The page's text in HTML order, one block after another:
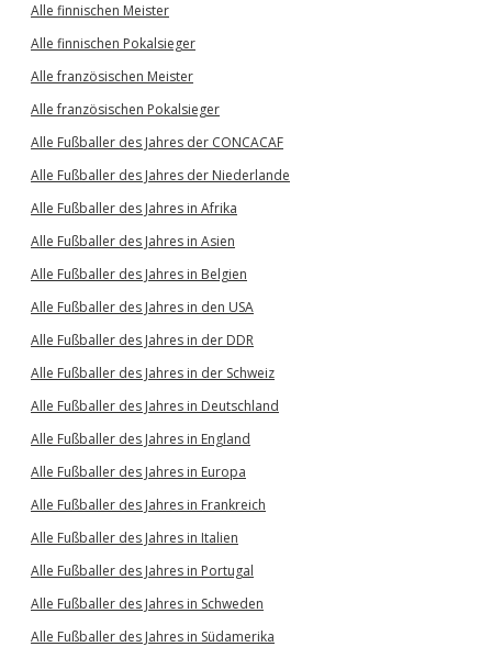
Alle finnischen Meister
Alle finnischen Pokalsieger
Alle französischen Meister
Alle französischen Pokalsieger
Alle Fußballer des Jahres der CONCACAF
Alle Fußballer des Jahres der Niederlande
Alle Fußballer des Jahres in Afrika
Alle Fußballer des Jahres in Asien
Alle Fußballer des Jahres in Belgien
Alle Fußballer des Jahres in den USA
Alle Fußballer des Jahres in der DDR
Alle Fußballer des Jahres in der Schweiz
Alle Fußballer des Jahres in Deutschland
Alle Fußballer des Jahres in England
Alle Fußballer des Jahres in Europa
Alle Fußballer des Jahres in Frankreich
Alle Fußballer des Jahres in Italien
Alle Fußballer des Jahres in Portugal
Alle Fußballer des Jahres in Schweden
Alle Fußballer des Jahres in Südamerika